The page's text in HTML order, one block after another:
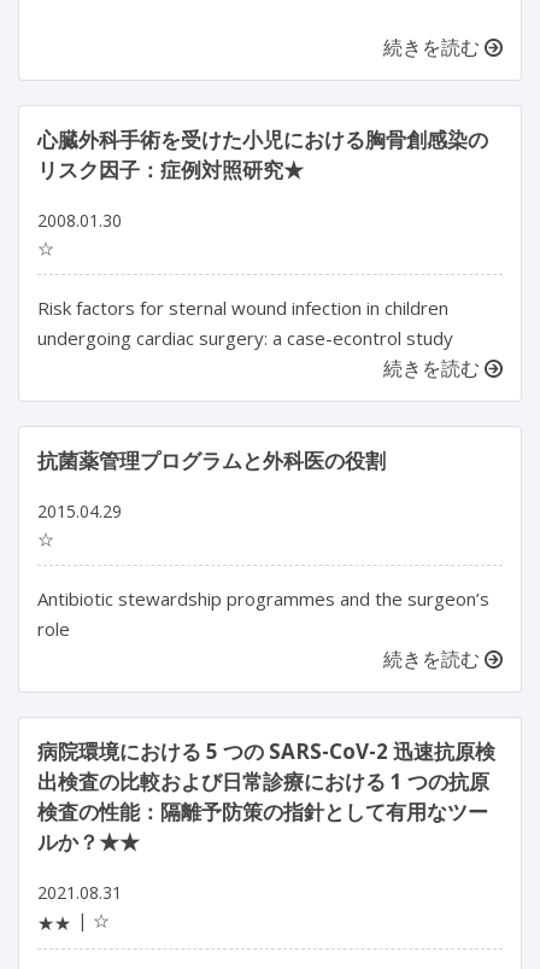
続きを読む
心臓外科手術を受けた小児における胸骨創感染の
リスク因子：症例対照研究★
2008.01.30
☆
Risk factors for sternal wound infection in children
undergoing cardiac surgery: a case-econtrol study
続きを読む
抗菌薬管理プログラムと外科医の役割
2015.04.29
☆
Antibiotic stewardship programmes and the surgeon’s
role
続きを読む
病院環境における 5 つの SARS-CoV-2 迅速抗原検
出検査の比較および日常診療における 1 つの抗原
検査の性能：隔離予防策の指針として有用なツー
ルか？★★
2021.08.31
★★
☆